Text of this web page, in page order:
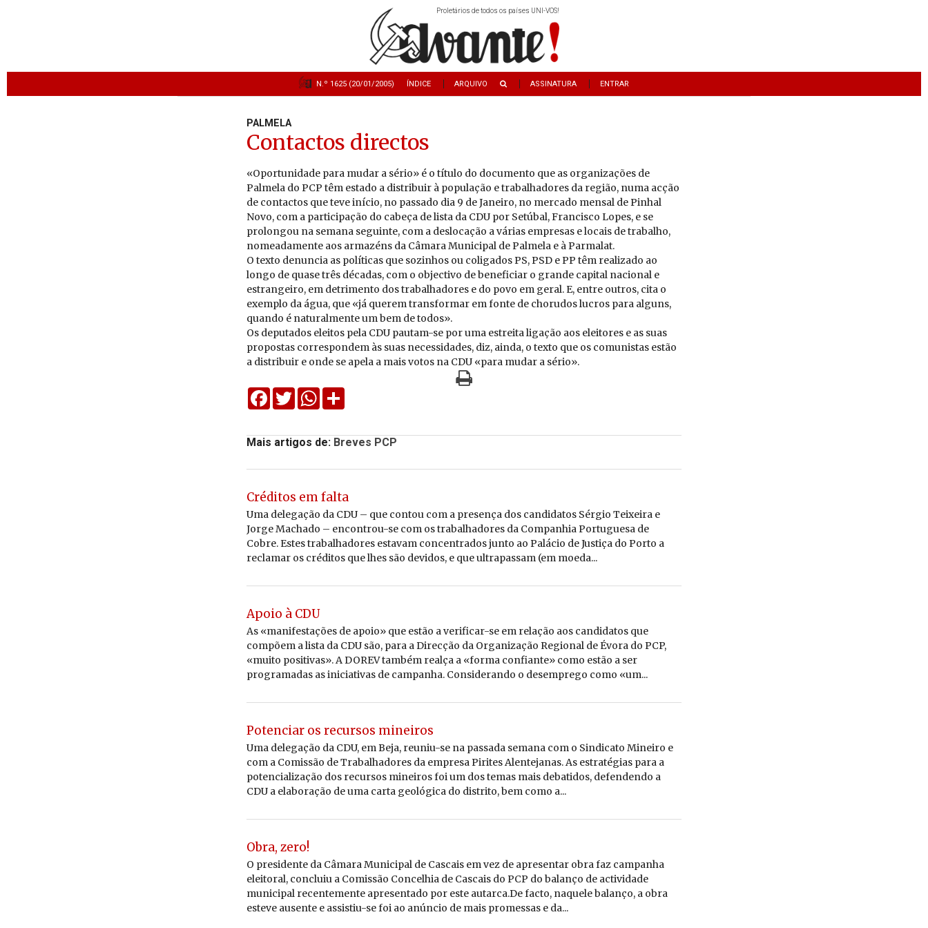
Proletários de todos os países UNI-VOS!
N.º 1625 (20/01/2005) ÍNDICE ARQUIVO ASSINATURA ENTRAR
PALMELA
Contactos directos
«Oportunidade para mudar a sério» é o título do documento que as organizações de
Palmela do PCP têm estado a distribuir à população e trabalhadores da região, numa acção
de contactos que teve início, no passado dia 9 de Janeiro, no mercado mensal de Pinhal
Novo, com a participação do cabeça de lista da CDU por Setúbal, Francisco Lopes, e se
prolongou na semana seguinte, com a deslocação a várias empresas e locais de trabalho,
nomeadamente aos armazéns da Câmara Municipal de Palmela e à Parmalat.
O texto denuncia as políticas que sozinhos ou coligados PS, PSD e PP têm realizado ao
longo de quase três décadas, com o objectivo de beneficiar o grande capital nacional e
estrangeiro, em detrimento dos trabalhadores e do povo em geral. E, entre outros, cita o
exemplo da água, que «já querem transformar em fonte de chorudos lucros para alguns,
quando é naturalmente um bem de todos».
Os deputados eleitos pela CDU pautam-se por uma estreita ligação aos eleitores e as suas
propostas correspondem às suas necessidades, diz, ainda, o texto que os comunistas estão
a distribuir e onde se apela a mais votos na CDU «para mudar a sério».
Facebook
Twitter WhatsApp
Mais artigos de: Breves PCP
Créditos em falta
Uma delegação da CDU – que contou com a presença dos candidatos Sérgio Teixeira e
Jorge Machado – encontrou-se com os trabalhadores da Companhia Portuguesa de
Cobre. Estes trabalhadores estavam concentrados junto ao Palácio de Justiça do Porto a
reclamar os créditos que lhes são devidos, e que ultrapassam (em moeda...
Apoio à CDU
As «manifestações de apoio» que estão a verificar-se em relação aos candidatos que
compõem a lista da CDU são, para a Direcção da Organização Regional de Évora do PCP,
«muito positivas». A DOREV também realça a «forma confiante» como estão a ser
programadas as iniciativas de campanha. Considerando o desemprego como «um...
Potenciar os recursos mineiros
Uma delegação da CDU, em Beja, reuniu-se na passada semana com o Sindicato Mineiro e
com a Comissão de Trabalhadores da empresa Pirites Alentejanas. As estratégias para a
potencialização dos recursos mineiros foi um dos temas mais debatidos, defendendo a
CDU a elaboração de uma carta geológica do distrito, bem como a...
Obra, zero!
O presidente da Câmara Municipal de Cascais em vez de apresentar obra faz campanha
eleitoral, concluiu a Comissão Concelhia de Cascais do PCP do balanço de actividade
municipal recentemente apresentado por este autarca.De facto, naquele balanço, a obra
esteve ausente e assistiu-se foi ao anúncio de mais promessas e da...